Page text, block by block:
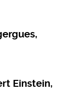
Einstein,